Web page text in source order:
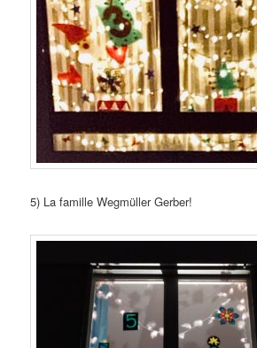
5) La famille Wegmüller Gerber!